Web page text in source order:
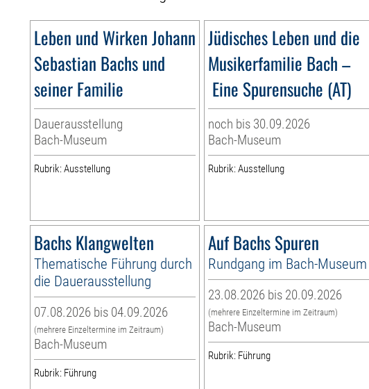
Leben und Wirken Johann
Sebastian Bachs und
seiner Familie
Dauerausstellung
Bach-Museum
Rubrik: Ausstellung
Jüdisches Leben und die
Musikerfamilie Bach –
Eine Spurensuche (AT)
noch bis 30.09.2026
Bach-Museum
Rubrik: Ausstellung
Bachs Klangwelten
Thematische Führung durch
die Dauerausstellung
07.08.2026 bis 04.09.2026
(mehrere Einzeltermine im Zeitraum)
Bach-Museum
Rubrik: Führung
Auf Bachs Spuren
Rundgang im Bach-Museum
23.08.2026 bis 20.09.2026
(mehrere Einzeltermine im Zeitraum)
Bach-Museum
Rubrik: Führung